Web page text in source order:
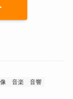
音楽 音響